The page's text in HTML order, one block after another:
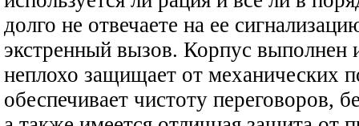
долго не отвечаете на ее
экстренный вызов. Корпус выполнен
неплохо защищает от механических
обеспечивает чистоту переговоров,